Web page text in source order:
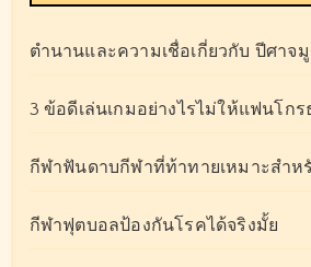
ตำนานและความเชื่อเกี่ยวกับ ปีศาจมู
3 ข้อดีเล่นเกมอย่างไรไม่ให้แฟนโกร
กีฬาฟันดาบกีฬาที่ท้าทายเหมาะสำหรั
กีฬาฟุตบอลป้องกันโรคได้จริงมั้ย